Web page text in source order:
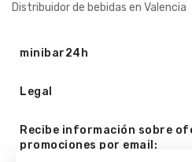
Distribuidor de bebidas en Valencia
minibar24h
Legal
Recibe información sobre
promociones por email: